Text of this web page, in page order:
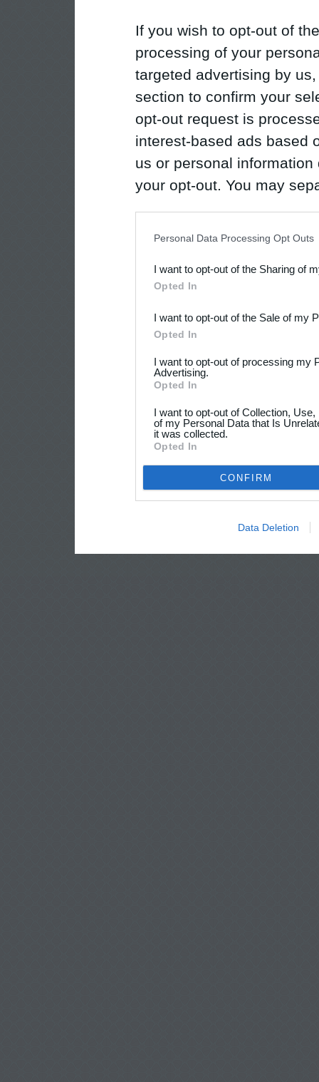
If you wish to opt-out of
processing of your
targeted advertising by
section to confirm your
opt-out request is
interest-based ads based
us or personal
your opt-out. You may
Downstream Participants
third parties.
Personal Data Processing Opt Outs
I want to opt-out of the Sharing of
Opted In
I want to opt-out of the Sale of my
Opted In
I want to opt-out of processing my
Advertising.
Opted In
I want to opt-out of Collection,
of my Personal Data that Is
it was collected.
Opted In
CONFIRM
Data Deletion